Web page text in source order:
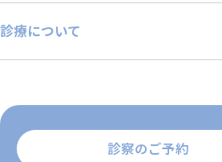
診療について
診察のご予約